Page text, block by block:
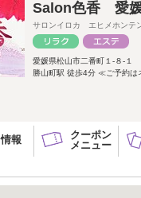
Salon色香 愛
サロンイロカ エヒメホンテ
愛媛県松山市二番町１-８-１
勝山町駅 徒歩4分 ≪ご予約
報
クーポン
メニュー